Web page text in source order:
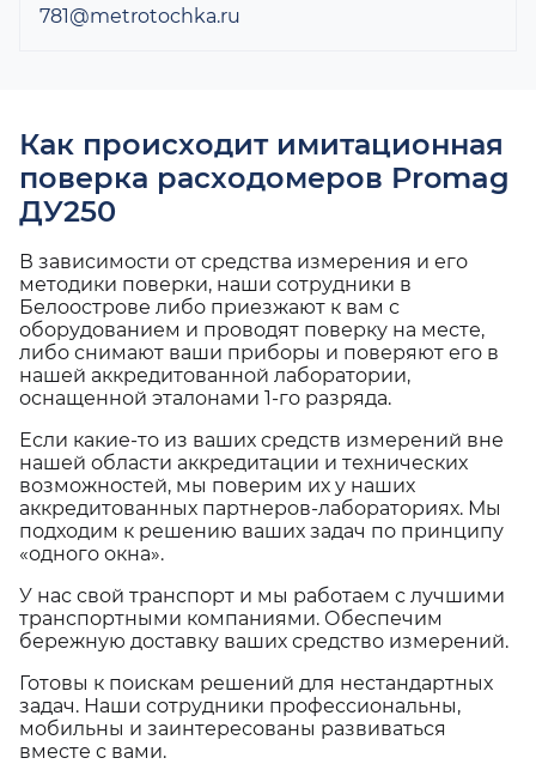
781@metrotochka.ru
Как происходит имитационная
поверка расходомеров Promag
ДУ250
В зависимости от средства измерения и его
методики поверки, наши сотрудники в
Белоострове либо приезжают к вам с
оборудованием и проводят поверку на месте,
либо снимают ваши приборы и поверяют его в
нашей аккредитованной лаборатории,
оснащенной эталонами 1-го разряда.
Если какие-то из ваших средств измерений вне
нашей области аккредитации и технических
возможностей, мы поверим их у наших
аккредитованных партнеров-лабораториях. Мы
подходим к решению ваших задач по принципу
«одного окна».
У нас свой транспорт и мы работаем с лучшими
транспортными компаниями. Обеспечим
бережную доставку ваших средство измерений.
Готовы к поискам решений для нестандартных
задач. Наши сотрудники профессиональны,
мобильны и заинтересованы развиваться
вместе с вами.